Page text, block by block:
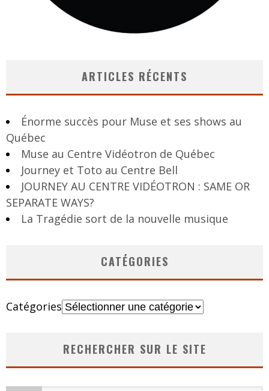
ARTICLES RÉCENTS
Énorme succès pour Muse et ses shows au
Québec
Muse au Centre Vidéotron de Québec
Journey et Toto au Centre Bell
JOURNEY AU CENTRE VIDÉOTRON : SAME OR
SEPARATE WAYS?
La Tragédie sort de la nouvelle musique
CATÉGORIES
Catégories
RECHERCHER SUR LE SITE